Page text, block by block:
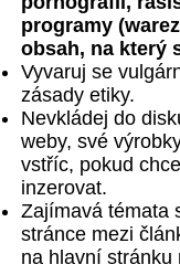
programy
obsah, na který
Vyvaruj se
zásady etiky.
Nevkládej do
weby, své
vstříc, pokud
inzerovat.
Zajímavá témata
stránce mezi
na hlavní stránku